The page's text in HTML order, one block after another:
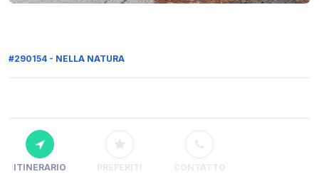
#290154 - NELLA NATURA
ITINERARIO PREFERITI CONTATTO